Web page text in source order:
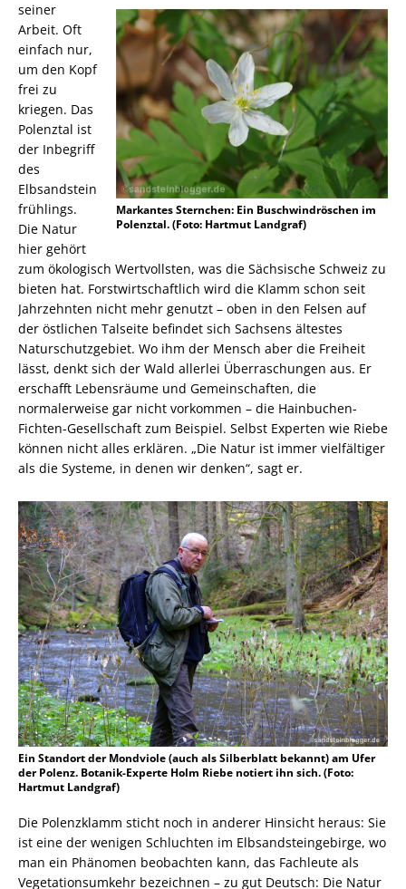
Markantes Sternchen: Ein Buschwindröschen im
Polenztal. (Foto: Hartmut Landgraf)
seiner
Arbeit. Oft
einfach nur,
um den Kopf
frei zu
kriegen. Das
Polenztal ist
der Inbegriff
des
Elbsandstein
frühlings.
Die Natur
hier gehört
zum ökologisch Wertvollsten, was die Sächsische Schweiz zu
bieten hat. Forstwirtschaftlich wird die Klamm schon seit
Jahrzehnten nicht mehr genutzt – oben in den Felsen auf
der östlichen Talseite befindet sich Sachsens ältestes
Naturschutzgebiet. Wo ihm der Mensch aber die Freiheit
lässt, denkt sich der Wald allerlei Überraschungen aus. Er
erschafft Lebensräume und Gemeinschaften, die
normalerweise gar nicht vorkommen – die Hainbuchen-
Fichten-Gesellschaft zum Beispiel. Selbst Experten wie Riebe
können nicht alles erklären. „Die Natur ist immer vielfältiger
als die Systeme, in denen wir denken“, sagt er.
Ein Standort der Mondviole (auch als Silberblatt bekannt) am Ufer
der Polenz. Botanik-Experte Holm Riebe notiert ihn sich. (Foto:
Hartmut Landgraf)
Die Polenzklamm sticht noch in anderer Hinsicht heraus: Sie
ist eine der wenigen Schluchten im Elbsandsteingebirge, wo
man ein Phänomen beobachten kann, das Fachleute als
Vegetationsumkehr bezeichnen – zu gut Deutsch: Die Natur